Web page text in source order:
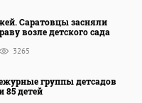
Саратовцы засняли
возле детского сада
3265
группы детсадов
85 детей